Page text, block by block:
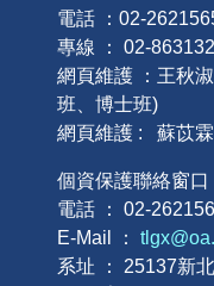
電話 ：02-
專線 ： 02-
網頁維護 ：王秋
班、博士班)
網頁維護 : 蘇苡
個資保護聯絡窗
電話 ： 02-
E-Mail ：
系址 ： 25137新